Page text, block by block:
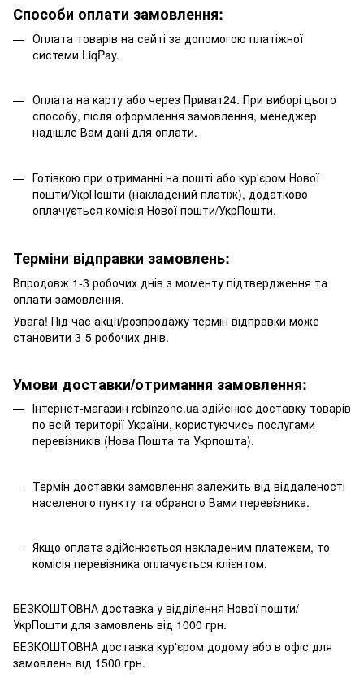
Способи оплати замовлення:
Оплата товарів на сайті за допомогою платіжної
системи LiqPay.
Оплата на карту або через Приват24. При виборі цього
способу, після оформлення замовлення, менеджер
надішле Вам дані для оплати.
Готівкою при отриманні на пошті або кур'єром Нової
пошти/УкрПошти (накладений платіж), додатково
оплачується комісія Нової пошти/УкрПошти.
Терміни відправки замовлень:
Впродовж 1-3 робочих днів з моменту підтвердження та
оплати замовлення.
Увага! Під час акції/розпродажу термін відправки може
становити 3-5 робочих днів.
Умови доставки/отримання замовлення:
Інтернет-магазин robinzone.ua здійснює доставку товарів
по всій території України, користуючись послугами
перевізників (Нова Пошта та Укрпошта).
Термін доставки замовлення залежить від віддаленості
населеного пункту та обраного Вами перевізника.
Якщо оплата здійснюється накладеним платежем, то
комісія перевізника оплачується клієнтом.
БЕЗКОШТОВНА доставка у відділення Нової пошти/
УкрПошти для замовлень від 1000 грн.
БЕЗКОШТОВНА доставка кур'єром додому або в офіс для
замовлень від 1500 грн.